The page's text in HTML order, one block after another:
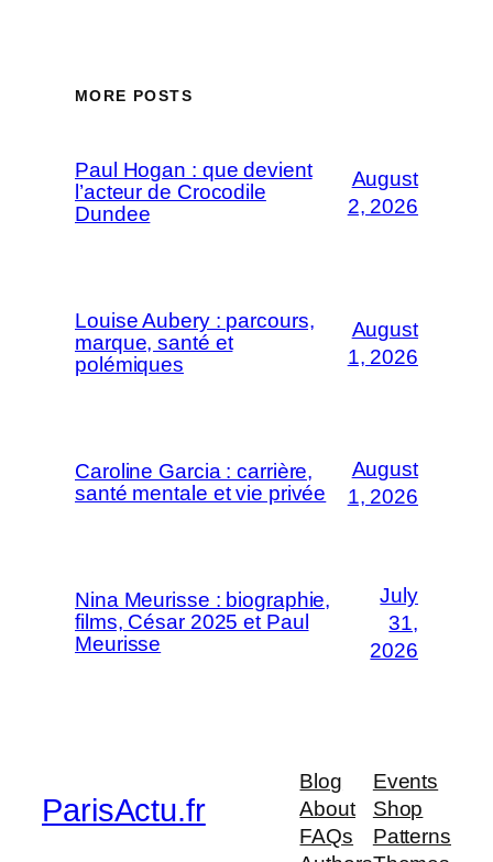
MORE POSTS
Paul Hogan : que devient
l’acteur de Crocodile
Dundee
August
2, 2026
Louise Aubery : parcours,
marque, santé et
polémiques
August
1, 2026
Caroline Garcia : carrière,
santé mentale et vie privée
August
1, 2026
Nina Meurisse : biographie,
films, César 2025 et Paul
Meurisse
July
31,
2026
ParisActu.fr
Blog
About
FAQs
Events
Shop
Patterns